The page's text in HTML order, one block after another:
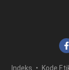
Indeks Kode